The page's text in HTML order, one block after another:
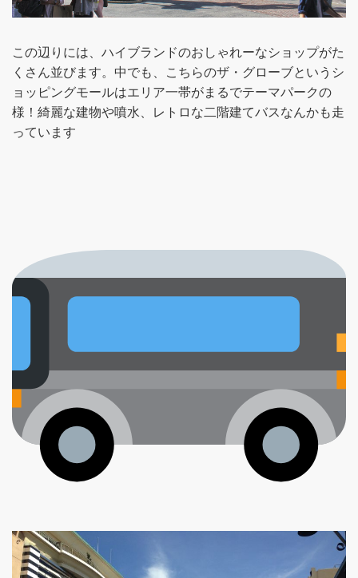
この辺りには、ハイブランドのおしゃれーなショップがた
くさん並びます。中でも、こちらのザ・グローブというシ
ョッピングモールはエリア一帯がまるでテーマパークの
様！綺麗な建物や噴水、レトロな二階建てバスなんかも走
っています